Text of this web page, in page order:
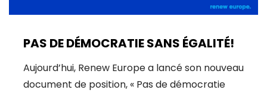
PAS DE DÉMOCRATIE SANS ÉGALITÉ!
Aujourd’hui, Renew Europe a lancé son nouveau
document de position, « Pas de démocratie